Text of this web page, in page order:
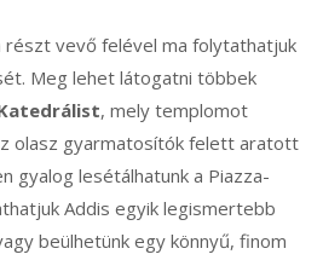
részt vevő felével ma folytathatjuk
Meg lehet látogatni többek
, mely templomot
olasz gyarmatosítók felett aratott
gyalog lesétálhatunk a Piazza-
Addis egyik legismertebb
beülhetünk egy könnyű, finom